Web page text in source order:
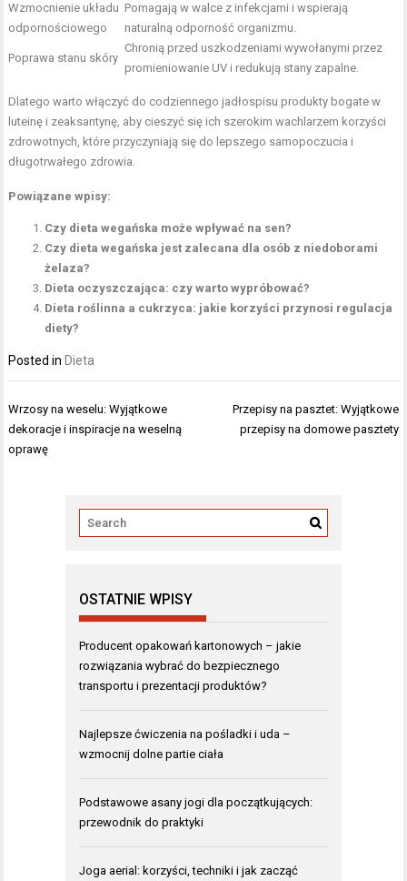
Wzmocnienie układu
odpornościowego
Pomagają w walce z infekcjami i wspierają
naturalną odporność organizmu.
Poprawa stanu skóry
Chronią przed uszkodzeniami wywołanymi przez
promieniowanie UV i redukują stany zapalne.
Dlatego warto włączyć do codziennego jadłospisu produkty bogate w
luteinę i zeaksantynę, aby cieszyć się ich szerokim wachlarzem korzyści
zdrowotnych, które przyczyniają się do lepszego samopoczucia i
długotrwałego zdrowia.
Powiązane wpisy:
Czy dieta wegańska może wpływać na sen?
Czy dieta wegańska jest zalecana dla osób z niedoborami
żelaza?
Dieta oczyszczająca: czy warto wypróbować?
Dieta roślinna a cukrzyca: jakie korzyści przynosi regulacja
diety?
Posted in Dieta
Nawigacja
wpisu
Wrzosy na weselu: Wyjątkowe
dekoracje i inspiracje na weselną
oprawę
Przepisy na pasztet: Wyjątkowe
przepisy na domowe pasztety
OSTATNIE WPISY
Producent opakowań kartonowych – jakie
rozwiązania wybrać do bezpiecznego
transportu i prezentacji produktów?
Najlepsze ćwiczenia na pośladki i uda –
wzmocnij dolne partie ciała
Podstawowe asany jogi dla początkujących:
przewodnik do praktyki
Joga aerial: korzyści, techniki i jak zacząć